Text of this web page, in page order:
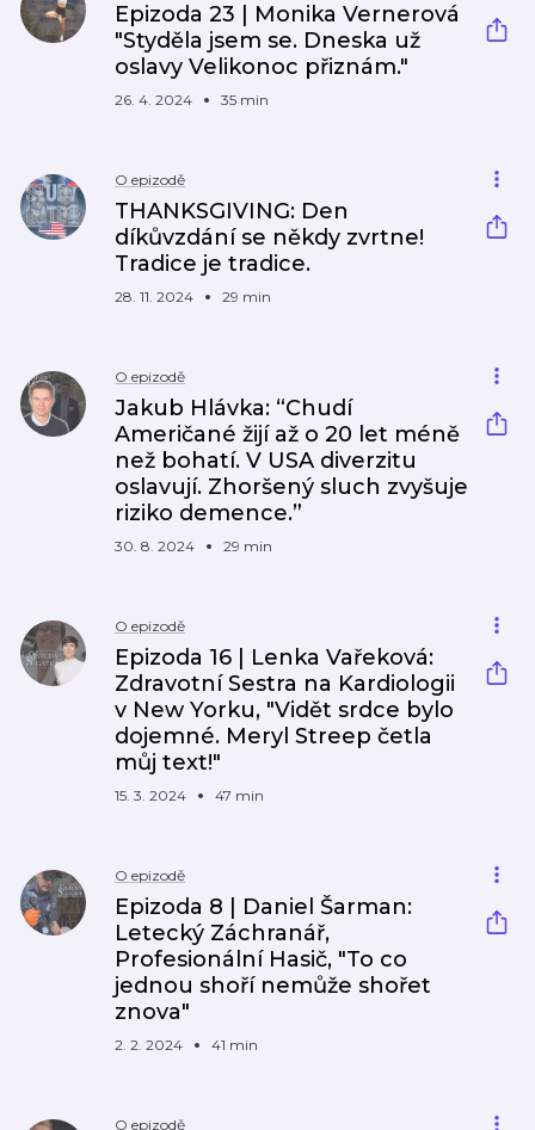
Epizoda 23 | Monika Vernerová
"Styděla jsem se. Dneska už
oslavy Velikonoc přiznám."
26. 4. 2024 35 min
O epizodě
THANKSGIVING: Den
díkůvzdání se někdy zvrtne!
Tradice je tradice.
28. 11. 2024 29 min
O epizodě
Jakub Hlávka: “Chudí
Američané žijí až o 20 let méně
než bohatí. V USA diverzitu
oslavují. Zhoršený sluch zvyšuje
riziko demence.”
30. 8. 2024 29 min
O epizodě
Epizoda 16 | Lenka Vařeková:
Zdravotní Sestra na Kardiologii
v New Yorku, "Vidět srdce bylo
dojemné. Meryl Streep četla
můj text!"
15. 3. 2024 47 min
O epizodě
Epizoda 8 | Daniel Šarman:
Letecký Záchranář,
Profesionální Hasič, "To co
jednou shoří nemůže shořet
znova"
2. 2. 2024 41 min
O epizodě